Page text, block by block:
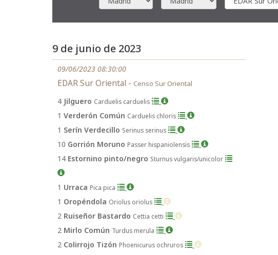
9 de junio de 2023
09/06/2023 08:30:00
EDAR Sur Oriental - Censo Sur Oriental
4 Jilguero Carduelis carduelis
1 Verderón Común Carduelis chloris
1 Serín Verdecillo Serinus serinus
10 Gorrión Moruno Passer hispaniolensis
14 Estornino pinto/negro Sturnus vulgaris/unicolor
1 Urraca Pica pica
1 Oropéndola Oriolus oriolus
2 Ruiseñor Bastardo Cettia cetti
2 Mirlo Común Turdus merula
2 Colirrojo Tizón Phoenicurus ochruros